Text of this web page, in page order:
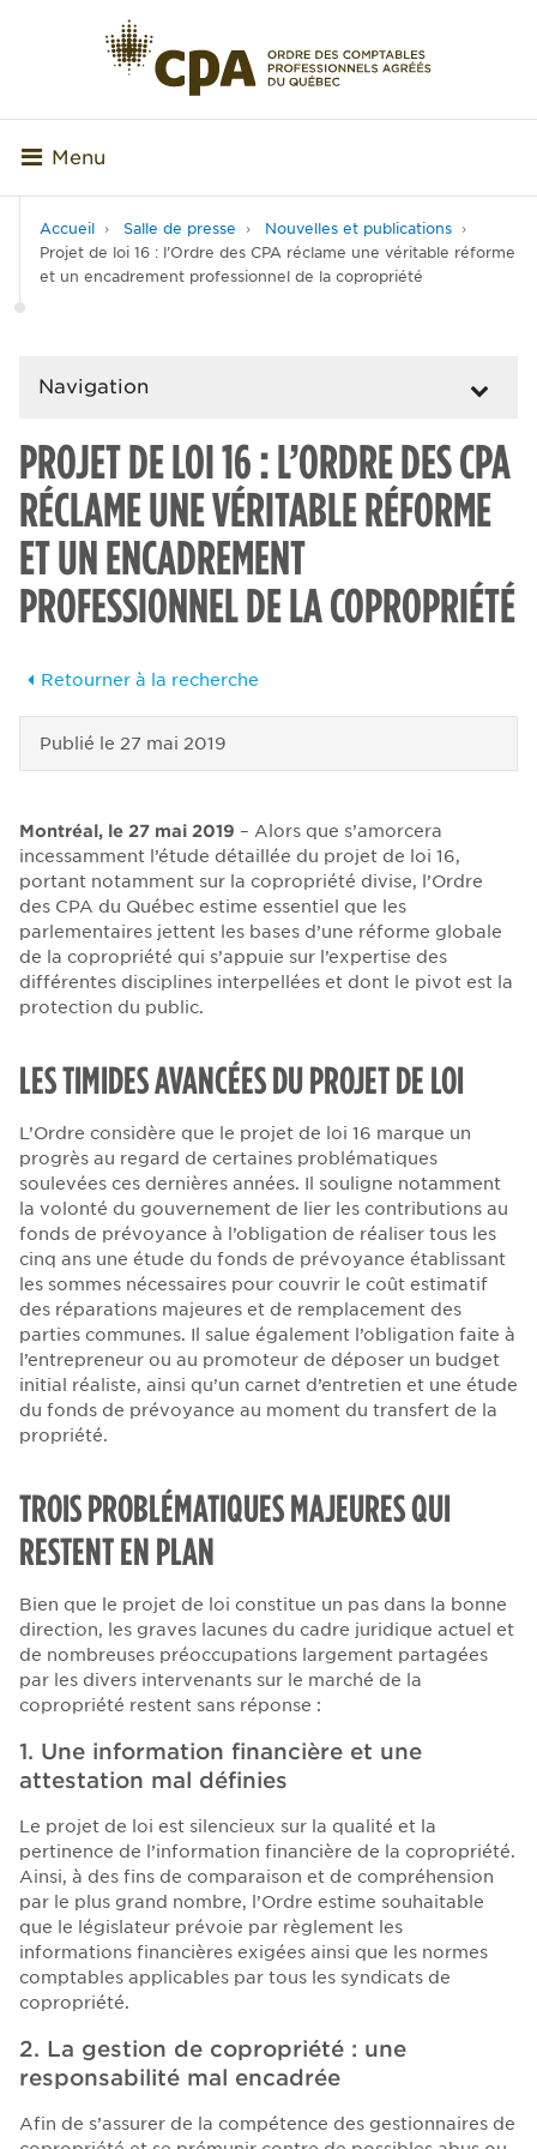
Menu
Accueil Salle de presse
Nouvelles et publications
Projet de loi 16 : l’Ordre des CPA réclame une véritable réforme
et un encadrement professionnel de la copropriété
Navigation
PROJET DE LOI 16 : L’ORDRE DES CPA
RÉCLAME UNE VÉRITABLE RÉFORME
ET UN ENCADREMENT
PROFESSIONNEL DE LA COPROPRIÉTÉ
Retourner à la recherche
Publié le 27 mai 2019
Montréal, le 27 mai 2019 – Alors que s’amorcera
incessamment l’étude détaillée du projet de loi 16,
portant notamment sur la copropriété divise, l’Ordre
des CPA du Québec estime essentiel que les
parlementaires jettent les bases d’une réforme globale
de la copropriété qui s’appuie sur l’expertise des
différentes disciplines interpellées et dont le pivot est la
protection du public.
LES TIMIDES AVANCÉES DU PROJET DE LOI
L’Ordre considère que le projet de loi 16 marque un
progrès au regard de certaines problématiques
soulevées ces dernières années. Il souligne notamment
la volonté du gouvernement de lier les contributions au
fonds de prévoyance à l’obligation de réaliser tous les
cinq ans une étude du fonds de prévoyance établissant
les sommes nécessaires pour couvrir le coût estimatif
des réparations majeures et de remplacement des
parties communes. Il salue également l’obligation faite à
l’entrepreneur ou au promoteur de déposer un budget
initial réaliste, ainsi qu’un carnet d’entretien et une étude
du fonds de prévoyance au moment du transfert de la
propriété.
TROIS PROBLÉMATIQUES MAJEURES QUI
RESTENT EN PLAN
Bien que le projet de loi constitue un pas dans la bonne
direction, les graves lacunes du cadre juridique actuel et
de nombreuses préoccupations largement partagées
par les divers intervenants sur le marché de la
copropriété restent sans réponse :
1. Une information financière et une
attestation mal définies
Le projet de loi est silencieux sur la qualité et la
pertinence de l’information financière de la copropriété.
Ainsi, à des fins de comparaison et de compréhension
par le plus grand nombre, l’Ordre estime souhaitable
que le législateur prévoie par règlement les
informations financières exigées ainsi que les normes
comptables applicables par tous les syndicats de
copropriété.
2. La gestion de copropriété : une
responsabilité mal encadrée
Afin de s’assurer de la compétence des gestionnaires de